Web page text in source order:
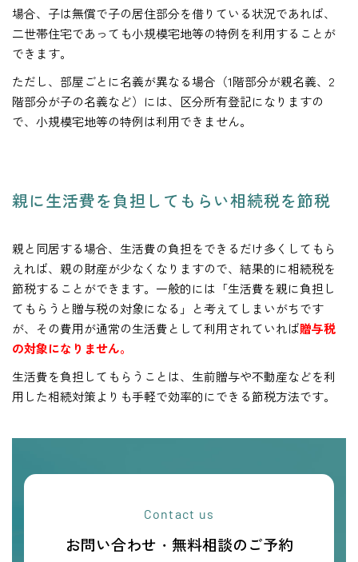
場合、子は無償で子の居住部分を借りている状況であれば、
二世帯住宅であっても小規模宅地等の特例を利用することが
できます。
ただし、部屋ごとに名義が異なる場合（1階部分が親名義、2
階部分が子の名義など）には、区分所有登記になりますの
で、小規模宅地等の特例は利用できません。
親に生活費を負担してもらい相続税を節税
親と同居する場合、生活費の負担をできるだけ多くしてもら
えれば、親の財産が少なくなりますので、結果的に相続税を
節税することができます。一般的には「生活費を親に負担し
てもらうと贈与税の対象になる」と考えてしまいがちです
が、その費用が通常の生活費として利用されていれば贈与税
の対象になりません。
生活費を負担してもらうことは、生前贈与や不動産などを利
用した相続対策よりも手軽で効率的にできる節税方法です。
Contact us
お問い合わせ・無料相談のご予約